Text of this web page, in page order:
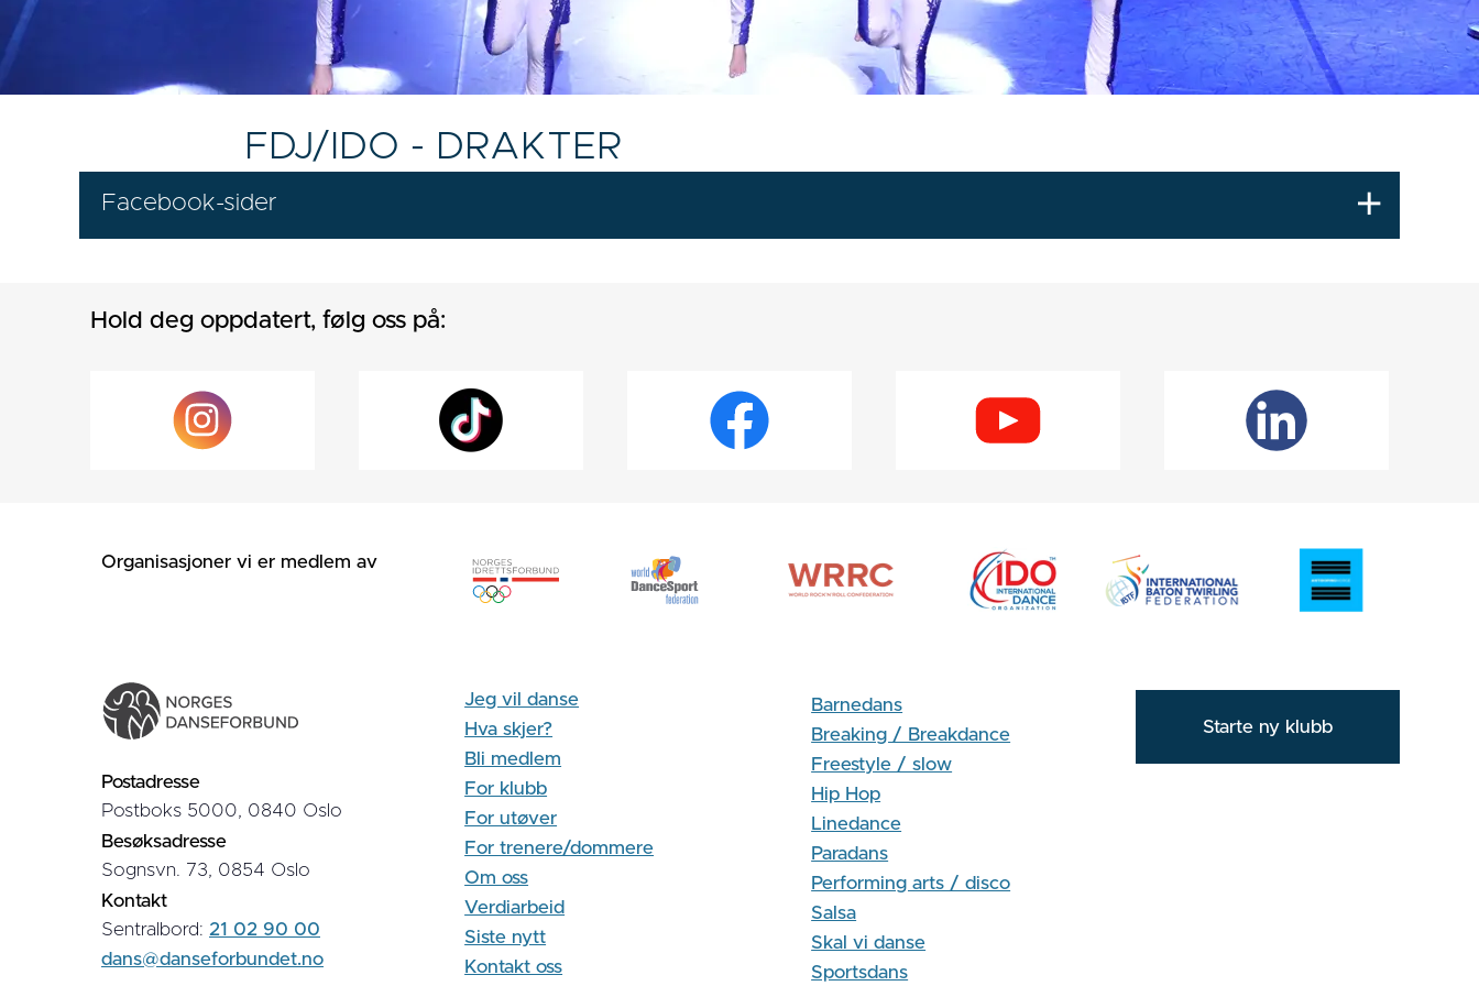
FDJ/IDO - DRAKTER
Facebook-sider
Hold deg oppdatert, følg oss på:
Organisasjoner vi er medlem av
Postadresse
Postboks 5000, 0840 Oslo
Besøksadresse
Sognsvn. 73, 0854 Oslo
Kontakt
Sentralbord: 21 02 90 00
dans@danseforbundet.no
Jeg vil danse
Hva skjer?
Bli medlem
For klubb
For utøver
For trenere/dommere
Om oss
Verdiarbeid
Siste nytt
Kontakt oss
Barnedans
Breaking / Breakdance
Freestyle / slow
Hip Hop
Linedance
Paradans
Performing arts / disco
Salsa
Skal vi danse
Sportsdans
Starte ny klubb